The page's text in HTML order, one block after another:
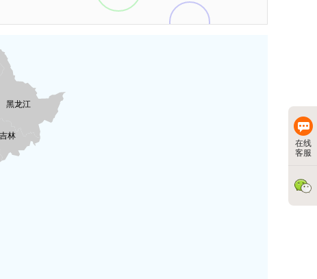
在线
客服